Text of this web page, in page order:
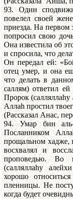
93. Один
повелел своей
приезда. На первом
попросил свою
Она известила об
и спросила, что
Он передал ей:
отец умер, и она
что делать в
саллям) ответил
Пророк
Аллаh простил
(Рассказал Анас,
94. Умар бин
Посланником
прощальном хадже,
восхвалял и
проповедью. Во
(салляллаhу
хорошо
пленницы. Не
когда будет